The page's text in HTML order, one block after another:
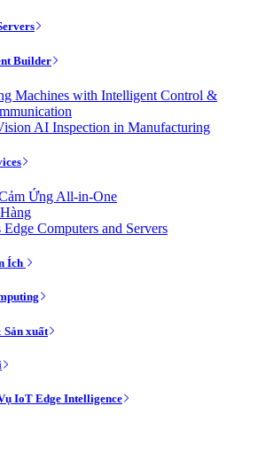
Builder
Machines with Intelligent Control &
AI Inspection in Manufacturing
Ứng All-in-One
Computers and Servers
Ích
xuất
IoT Edge Intelligence